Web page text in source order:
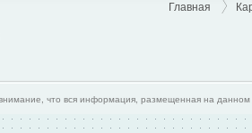
Главная
что вся информация, размещенная на данном